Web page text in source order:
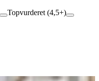
Topvurderet (4,5+)